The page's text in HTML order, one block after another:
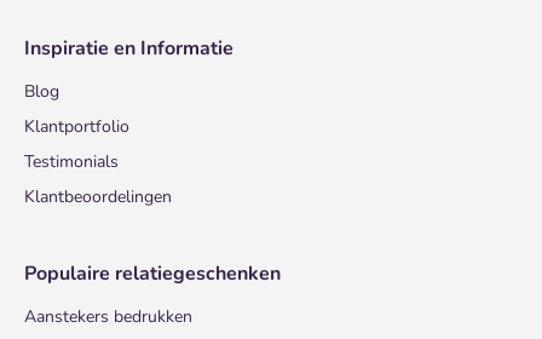
Inspiratie en Informatie
Blog
Klantportfolio
Testimonials
Klantbeoordelingen
Populaire relatiegeschenken
Aanstekers bedrukken